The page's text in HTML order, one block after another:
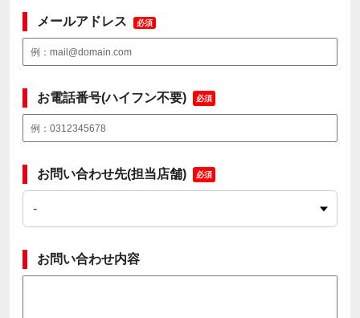
メールアドレス 必須
お電話番号(ハイフン不要) 必須
お問い合わせ先(担当店舗) 必須
お問い合わせ内容